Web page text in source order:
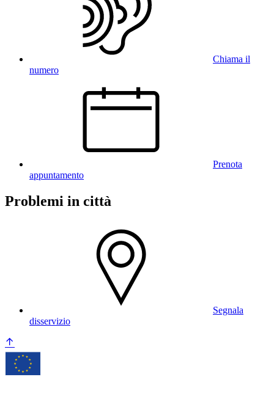
Chiama il
numero
Prenota
appuntamento
Problemi in città
Segnala
disservizio